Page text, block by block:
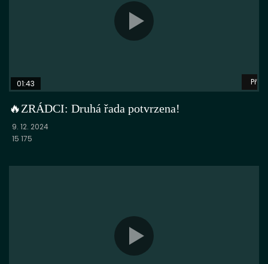
01:43
🔥ZRÁDCI: Druhá řada potvrzena!
9. 12. 2024
15 175